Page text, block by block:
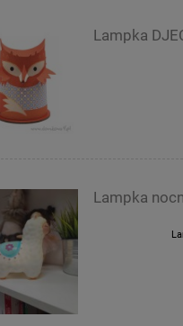
Lampka
Lampka